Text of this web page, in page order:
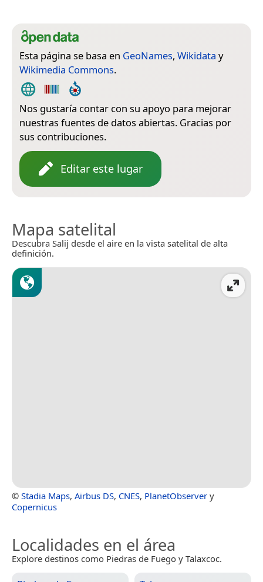
Esta página se basa en GeoNames, Wikidata y
Wikimedia Commons.
Nos gustaría contar con su apoyo para mejorar
nuestras fuentes de datos abiertas. Gracias por
sus contribuciones.
Editar este lugar
Mapa satelital
Descubra Salij desde el aire en la vista satelital de alta
definición.
© Stadia Maps, Airbus DS, CNES, PlanetObserver y
Copernicus
Localidades en el área
Explore destinos como Piedras de Fuego y Talaxcoc.